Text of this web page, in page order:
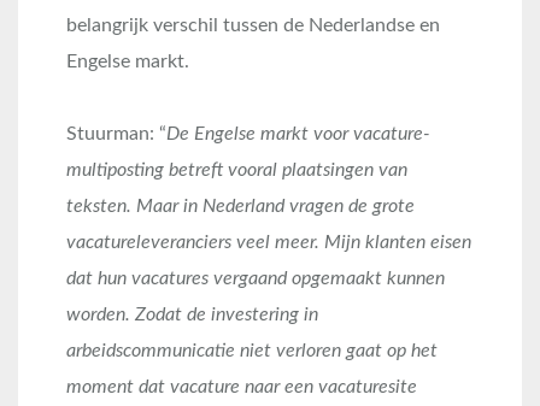
belangrijk verschil tussen de Nederlandse en
Engelse markt.
Stuurman: “De Engelse markt voor vacature-
multiposting betreft vooral plaatsingen van
teksten. Maar in Nederland vragen de grote
vacatureleveranciers veel meer. Mijn klanten eisen
dat hun vacatures vergaand opgemaakt kunnen
worden. Zodat de investering in
arbeidscommunicatie niet verloren gaat op het
moment dat vacature naar een vacaturesite